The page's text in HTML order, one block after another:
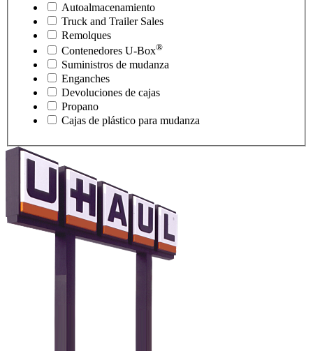
Autoalmacenamiento
Truck and Trailer Sales
Remolques
Contenedores U-Box®
Suministros de mudanza
Enganches
Devoluciones de cajas
Propano
Cajas de plástico para mudanza